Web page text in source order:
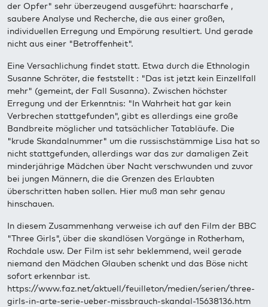
der Opfer" sehr überzeugend ausgeführt: haarscharfe ,
saubere Analyse und Recherche, die aus einer großen,
individuellen Erregung und Empörung resultiert. Und gerade
nicht aus einer "Betroffenheit".
Eine Versachlichung findet statt. Etwa durch die Ethnologin
Susanne Schröter, die feststellt : "Das ist jetzt kein Einzellfall
mehr" (gemeint, der Fall Susanna). Zwischen höchster
Erregung und der Erkenntnis: "In Wahrheit hat gar kein
Verbrechen stattgefunden", gibt es allerdings eine große
Bandbreite möglicher und tatsächlicher Tatabläufe. Die
"krude Skandalnummer" um die russischstämmige Lisa hat so
nicht stattgefunden, allerdings war das zur damaligen Zeit
minderjährige Mädchen über Nacht verschwunden und zuvor
bei jungen Männern, die die Grenzen des Erlaubten
überschritten haben sollen. Hier muß man sehr genau
hinschauen.
In diesem Zusammenhang verweise ich auf den Film der BBC
"Three Girls", über die skandlösen Vorgänge in Rotherham,
Rochdale usw. Der Film ist sehr beklemmend, weil gerade
niemand den Mädchen Glauben schenkt und das Böse nicht
sofort erkennbar ist.
https://www.faz.net/aktuell/feuilleton/medien/serien/three-
girls-in-arte-serie-ueber-missbrauch-skandal-15638136.htm